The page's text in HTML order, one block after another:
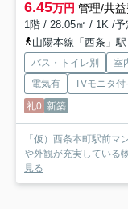
6.45万円 管理/共
1階 / 28.05㎡ / 1K /予
山陽本線「西条」
バス・トイレ別 室
電気有
TVモニタ
礼0 新築
「仮）西条本町駅前
や外観が充実している
見る